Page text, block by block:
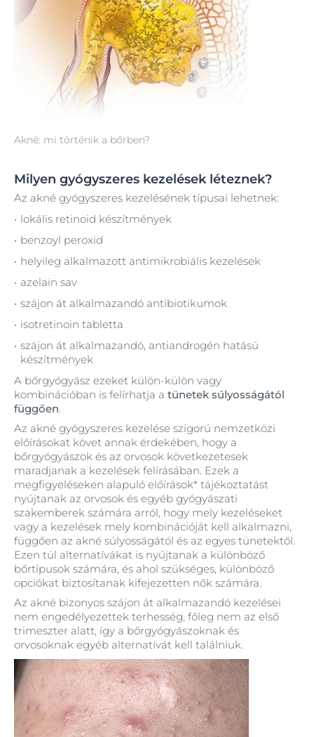
Akné: mi történik a bőrben?
Milyen gyógyszeres kezelések léteznek?
Az akné gyógyszeres kezelésének típusai lehetnek:
lokális retinoid készítmények
benzoyl peroxid
helyileg alkalmazott antimikrobiális kezelések
azelain sav
szájon át alkalmazandó antibiotikumok
isotretinoin tabletta
szájon át alkalmazandó, antiandrogén hatású
készítmények
A bőrgyógyász ezeket külön-külön vagy
kombinációban is felírhatja a tünetek súlyosságától
függően.
Az akné gyógyszeres kezelése szigorú nemzetközi
előírásokat követ annak érdekében, hogy a
bőrgyógyászok és az orvosok következetesek
maradjanak a kezelések felírásában. Ezek a
megfigyeléseken alapuló előírások* tájékoztatást
nyújtanak az orvosok és egyéb gyógyászati
szakemberek számára arról, hogy mely kezeléseket
vagy a kezelések mely kombinációját kell alkalmazni,
függően az akné súlyosságától és az egyes tünetektől.
Ezen túl alternatívákat is nyújtanak a különböző
bőrtípusok számára, és ahol szükséges, különböző
opciókat biztosítanak kifejezetten nők számára.
Az akné bizonyos szájon át alkalmazandó kezelései
nem engedélyezettek terhesség, főleg nem az első
trimeszter alatt, így a bőrgyógyászoknak és
orvosoknak egyéb alternatívát kell találniuk.